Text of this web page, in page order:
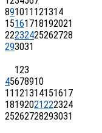
891011 121314
15161718192021
22232425262728
293031
123
45678910
11 121314151617
18192021222324
25262728293031